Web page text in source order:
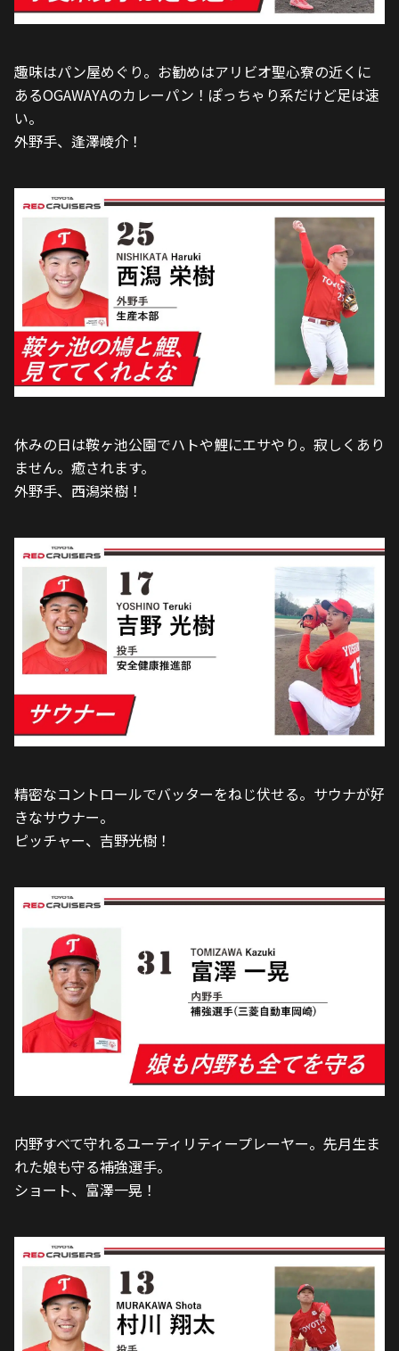
趣味はパン屋めぐり。お勧めはアリビオ聖心寮の近くに
あるOGAWAYAのカレーパン！ぽっちゃり系だけど足は速
い。
外野手、逢澤崚介！
休みの日は鞍ヶ池公園でハトや鯉にエサやり。寂しくあり
ません。癒されます。
外野手、西潟栄樹！
精密なコントロールでバッターをねじ伏せる。サウナが好
きなサウナー。
ピッチャー、吉野光樹！
内野すべて守れるユーティリティープレーヤー。先月生ま
れた娘も守る補強選手。
ショート、富澤一晃！